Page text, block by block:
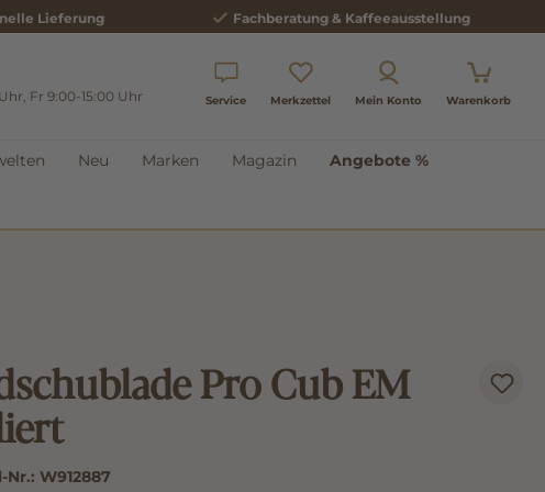
Lieferung Fachberatung & Kaffeeausstellung
Fr 9:00-15:00 Uhr
Service Merkzettel Mein Konto Warenkorb
Neu Marken Magazin Angebote %
Pro Cub EM
Nr.: W912887